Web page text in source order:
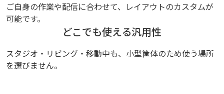
ご自身の作業や配信に合わせて、レイアウトのカスタムが
可能です。
どこでも使える汎用性
スタジオ・リビング・移動中も、小型筐体のため使う場所
を選びません。